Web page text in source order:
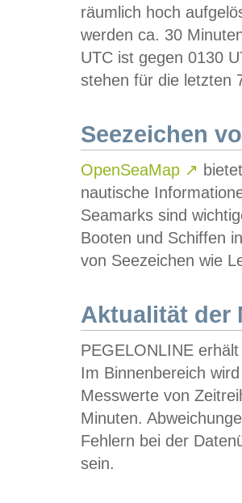
räumlich hoch
werden ca. 30
UTC ist gegen 0130
stehen für die letzten
Seezeichen
OpenSeaMap ↗
nautische
Seamarks sind
Booten und Schiffen
von Seezeichen wie
Aktualität der
PEGELONLINE
Im Binnenbereich
Messwerte von
Minuten.
Fehlern bei der
sein.